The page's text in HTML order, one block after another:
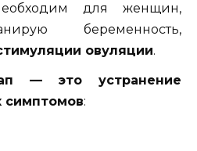
для женщин,
беременность,
овуляции.
— это устранение
симптомов: